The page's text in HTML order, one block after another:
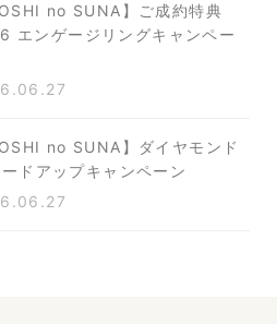
no SUNA】ご成約特典
エンゲージリングキャンペー
no SUNA】ダイヤモンド
ドアップキャンペーン